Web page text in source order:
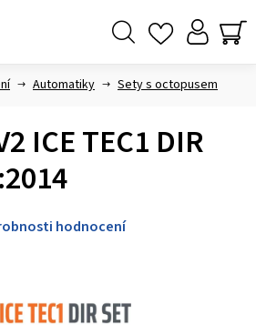
Automatiky Sety s octopusem
ICE TEC1 DIR
hodnocení